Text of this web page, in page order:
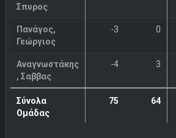
Σπυρος
Πανάγος,
Γεώργιος
-3 0
Αναγνωστάκης
, Σαββας
-4 3
Σύνολα
Ομάδας
75 64